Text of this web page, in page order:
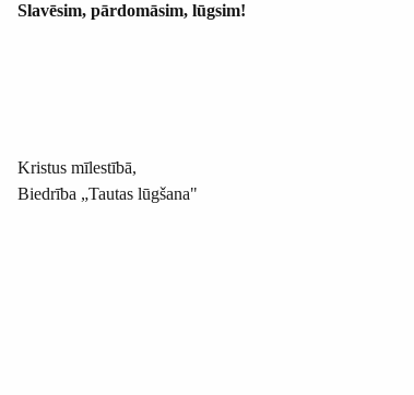
Slavēsim, pārdomāsim, lūgsim!
Kristus mīlestībā,
Biedrība „Tautas lūgšana"